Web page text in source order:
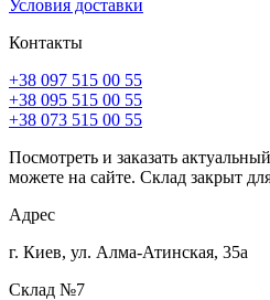
Условия доставки
Контакты
+38 097 515 00 55
+38 095 515 00 55
+38 073 515 00 55
Посмотреть и заказать
можете на сайте. Склад закрыт
Адрес
г. Киев, ул. Алма-Атинская, 35а
Склад №7